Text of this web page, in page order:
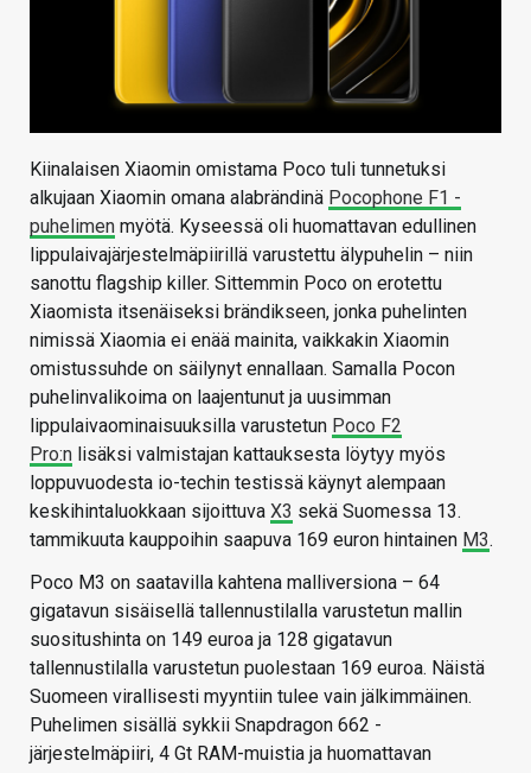
Kiinalaisen Xiaomin omistama Poco tuli tunnetuksi
alkujaan Xiaomin omana alabrändinä Pocophone F1 -
puhelimen myötä. Kyseessä oli huomattavan edullinen
lippulaivajärjestelmäpiirillä varustettu älypuhelin – niin
sanottu flagship killer. Sittemmin Poco on erotettu
Xiaomista itsenäiseksi brändikseen, jonka puhelinten
nimissä Xiaomia ei enää mainita, vaikkakin Xiaomin
omistussuhde on säilynyt ennallaan. Samalla Pocon
puhelinvalikoima on laajentunut ja uusimman
lippulaivaominaisuuksilla varustetun Poco F2
Pro:n lisäksi valmistajan kattauksesta löytyy myös
loppuvuodesta io-techin testissä käynyt alempaan
keskihintaluokkaan sijoittuva X3 sekä Suomessa 13.
tammikuuta kauppoihin saapuva 169 euron hintainen M3.
Poco M3 on saatavilla kahtena malliversiona – 64
gigatavun sisäisellä tallennustilalla varustetun mallin
suositushinta on 149 euroa ja 128 gigatavun
tallennustilalla varustetun puolestaan 169 euroa. Näistä
Suomeen virallisesti myyntiin tulee vain jälkimmäinen.
Puhelimen sisällä sykkii Snapdragon 662 -
järjestelmäpiiri, 4 Gt RAM-muistia ja huomattavan